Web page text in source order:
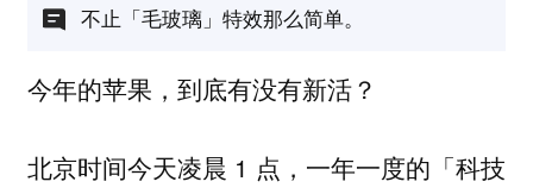
不止「毛玻璃」特效那么简单。
今年的苹果，到底有没有新活？
北京时间今天凌晨 1 点，一年一度的「科技